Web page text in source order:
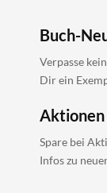
Buch-
Verpasse
Dir ein
Aktionen
Spare bei
Infos zu